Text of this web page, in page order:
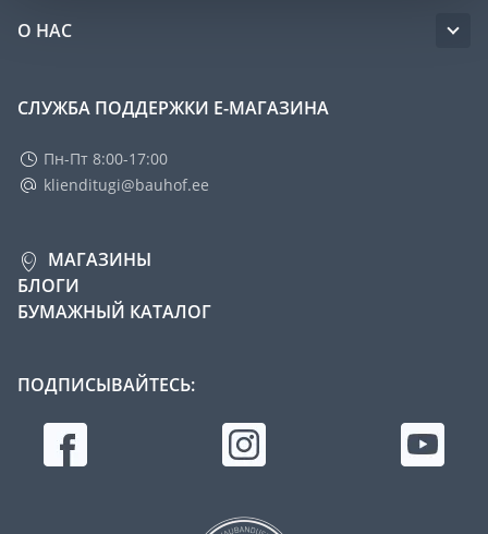
О НАС
СЛУЖБА ПОДДЕРЖКИ Е-МАГАЗИНА
Пн-Пт 8:00-17:00
klienditugi@bauhof.ee
МАГАЗИНЫ
БЛОГИ
БУМАЖНЫЙ КАТАЛОГ
ПОДПИСЫВАЙТЕСЬ: